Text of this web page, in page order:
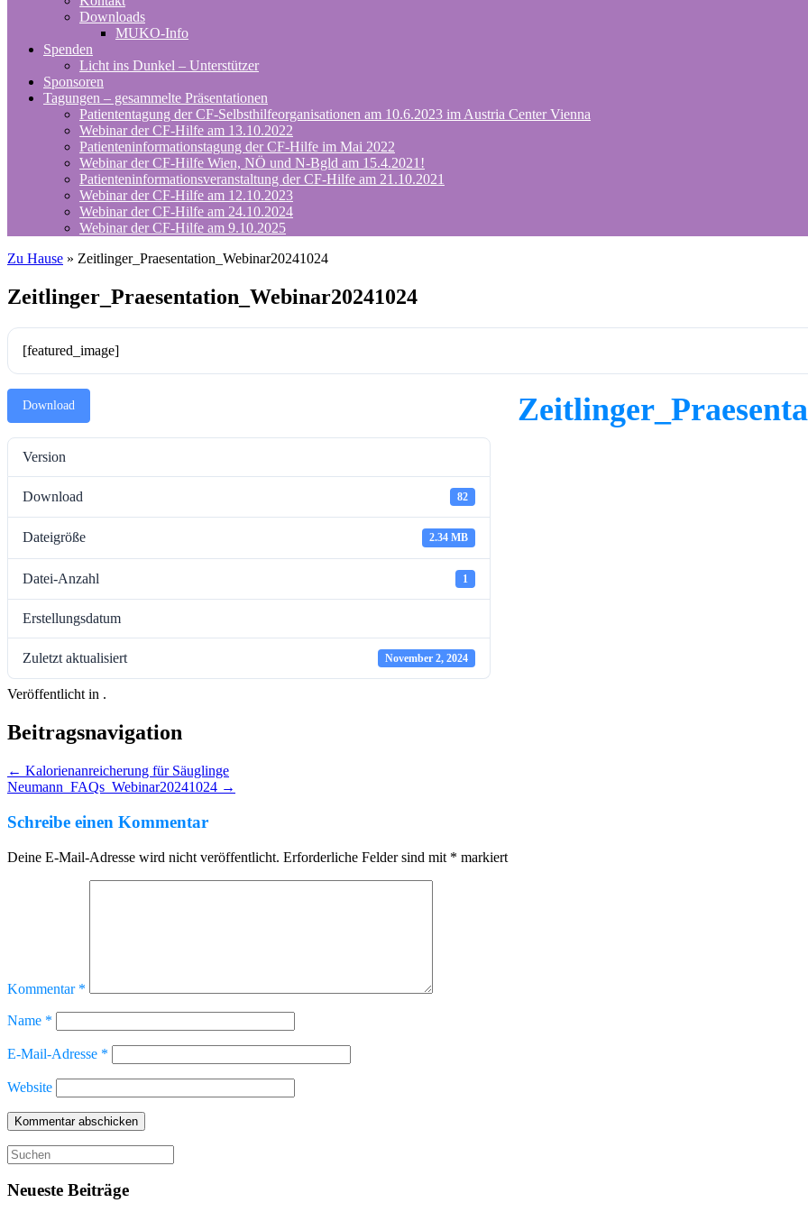
Downloads
MUKO-Info
Spenden
Licht ins Dunkel – Unterstützer
Sponsoren
Tagungen – gesammelte Präsentationen
Patiententagung der CF-Selbsthilfeorganisationen am 10.6.2023 im Austria Center Vienna
Webinar der CF-Hilfe am 13.10.2022
Patienteninformationstagung der CF-Hilfe im Mai 2022
Webinar der CF-Hilfe Wien, NÖ und N-Bgld am 15.4.2021!
Patienteninformationsveranstaltung der CF-Hilfe am 21.10.2021
Webinar der CF-Hilfe am 12.10.2023
Webinar der CF-Hilfe am 24.10.2024
Webinar der CF-Hilfe am 9.10.2025
Zu Hause » Zeitlinger_Praesentation_Webinar20241024
Zeitlinger_Praesentation_Webinar20241024
[featured_image]
Download
Version
Download 82
Dateigröße 2.34 MB
Datei-Anzahl 1
Erstellungsdatum
Zuletzt aktualisiert November 2, 2024
Veröffentlicht in .
Beitragsnavigation
← Kalorienanreicherung für Säuglinge
Neumann_FAQs_Webinar20241024 →
Schreibe einen Kommentar
Deine E-Mail-Adresse wird nicht veröffentlicht. Erforderliche Felder sind mit * markiert
Kommentar *
Name *
E-Mail-Adresse *
Website
Suche
nach:
Neueste Beiträge